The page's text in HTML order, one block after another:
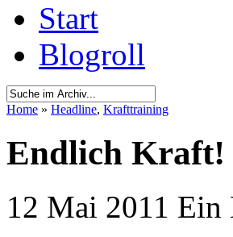
Start
Blogroll
Home » Headline, Krafttraining
Endlich Kraft!
12 Mai 2011 Ein